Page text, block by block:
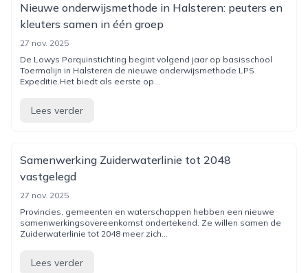
Nieuwe onderwijsmethode in Halsteren: peuters en
kleuters samen in één groep
27 nov. 2025
De Lowys Porquinstichting begint volgend jaar op basisschool
Toermalijn in Halsteren de nieuwe onderwijsmethode LPS
Expeditie.Het biedt als eerste op...
Lees verder
Samenwerking Zuiderwaterlinie tot 2048
vastgelegd
27 nov. 2025
Provincies, gemeenten en waterschappen hebben een nieuwe
samenwerkingsovereenkomst ondertekend. Ze willen samen de
Zuiderwaterlinie tot 2048 meer zich...
Lees verder